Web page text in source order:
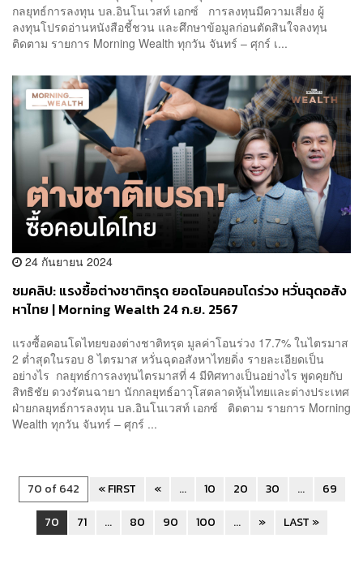
กลยุทธ์การลงทุน บล.อินโนเวสท์ เอกซ์ การลงทุนมีความเสี่ยง ผู้
ลงทุนโปรดอ่านหนังสือชี้ชวน และศึกษาข้อมูลก่อนตัดสินใจลงทุน
ติดตาม รายการ Morning Wealth ทุกวัน จันทร์ – ศุกร์ เ...
24 กันยายน 2024
ชมคลิป: แรงซื้อต่างชาติทรุด ยอดโอนคอนโดร่วง หวั่นฉุดอสัง
หาไทย | Morning Wealth 24 ก.ย. 2567
แรงซื้อคอนโดไทยของต่างชาติทรุด มูลค่าโอนร่วง 17.7% ในไตรมาส
2 ต่ำสุดในรอบ 8 ไตรมาส หวั่นฉุดอสังหาไทยดิ่ง รายละเอียดเป็น
อย่างไร ‌ กลยุทธ์การลงทุนไตรมาสที่ 4 มีทิศทางเป็นอย่างไร พูดคุยกับ
สิทธิชัย ดวงรัตนฉายา นักกลยุทธ์อาวุโสตลาดหุ้นไทยและต่างประเทศ
ฝ่ายกลยุทธ์การลงทุน บล.อินโนเวสท์ เอกซ์ ติดตาม รายการ Morning
Wealth ทุกวัน จันทร์ – ศุกร์ ...
70 of 642 « FIRST « ... 10 20 30 ...
69
70
71 ... 80 90 100 ... » LAST »